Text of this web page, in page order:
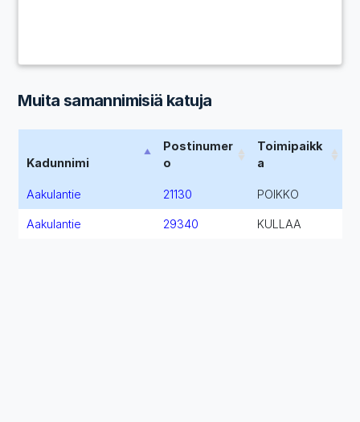
Muita samannimisiä katuja
Kadunnimi
Postinumer
o
Toimipaikk
a
Aakulantie 21130 POIKKO
Aakulantie 29340 KULLAA